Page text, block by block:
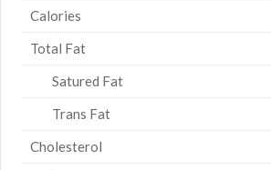
Calories
Total Fat
Satured Fat
Trans Fat
Cholesterol